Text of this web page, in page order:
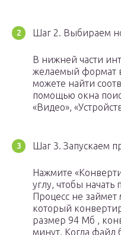
Шаг 2. Выбираем
В нижней части
желаемый формат
можете найти
помощью окна
«Видео»,
Шаг 3. Запускаем
Нажмите
углу, чтобы начать
Процесс не
который
размер 94 Мб ,
минут. Когда файл